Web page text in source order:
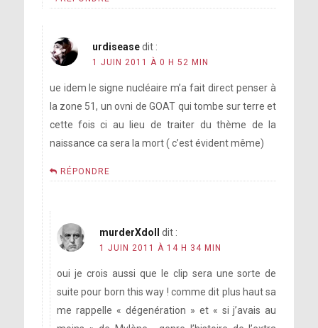
urdisease dit :
1 JUIN 2011 À 0 H 52 MIN
ue idem le signe nucléaire m’a fait direct penser à
la zone 51, un ovni de GOAT qui tombe sur terre et
cette fois ci au lieu de traiter du thème de la
naissance ca sera la mort ( c’est évident même)
RÉPONDRE
murderXdoll dit :
1 JUIN 2011 À 14 H 34 MIN
oui je crois aussi que le clip sera une sorte de
suite pour born this way ! comme dit plus haut sa
me rappelle « dégenération » et « si j’avais au